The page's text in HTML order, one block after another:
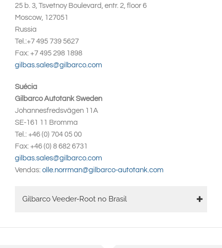
25 b. 3, Tsvetnoy Boulevard, entr. 2, floor 6
Moscow, 127051
Russia
Tel.:+7 495 739 5627
Fax: +7 495 298 1898
gilbas.sales@gilbarco.com
Suécia
Gilbarco Autotank Sweden
Johannesfredsvägen 11A
SE-161 11 Bromma
Tel.: +46 (0) 704 05 00
Fax: +46 (0) 8 682 6731
gilbas.sales@gilbarco.com
Vendas: olle.norrman@gilbarco-autotank.com
Main
Gilbarco Veeder-Root no Brasil